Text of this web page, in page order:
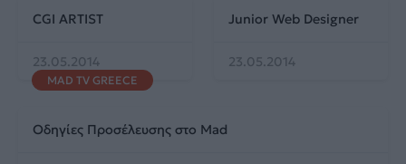
CGI ARTIST
23.05.2014
Junior Web Designer
23.05.2014
MAD TV GREECE
Οδηγίες Προσέλευσης στο Mad